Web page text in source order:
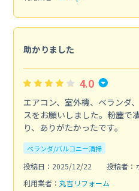
助かりました
4.0
エアコン、室外機、ベランダ
スをお願いしました。粉塵で
り、ありがたかったです。
ベランダ/バルコニー清掃
投稿日：2025/12/22
投稿者：
利用業者： 丸吉リフォーム